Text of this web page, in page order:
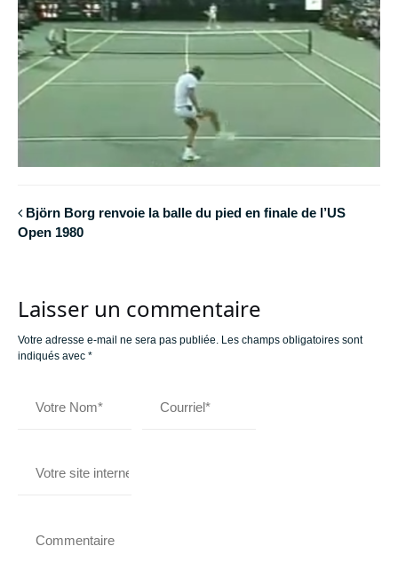
Björn Borg renvoie la balle du pied en finale de l’US
Open 1980
Laisser un commentaire
Votre adresse e-mail ne sera pas publiée. Les champs obligatoires sont
indiqués avec *